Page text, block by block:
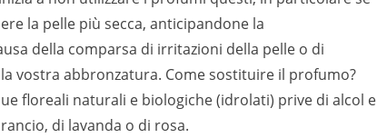
la pelle più secca, anticipandone la
della comparsa di irritazioni della pelle o di
vostra abbronzatura. Come sostituire il profumo?
floreali naturali e biologiche (idrolati) prive di alcol e
di lavanda o di rosa.